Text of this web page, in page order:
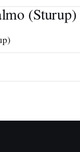
(Sturup)